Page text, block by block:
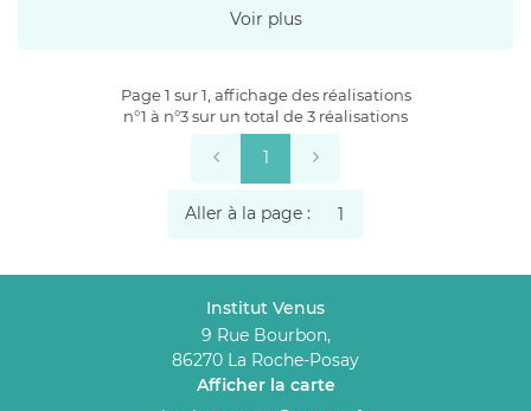
Voir plus
Page 1 sur 1, affichage des réalisations
n°1 à n°3 sur un total de 3 réalisations
1
Aller à la page :
Institut Venus
9 Rue Bourbon,
86270 La Roche-Posay
Afficher la carte